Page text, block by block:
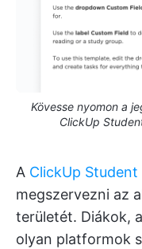
Kövesse nyomon a
ClickUp
A ClickUp
megszervezni az
területét. Diákok,
olyan platformok